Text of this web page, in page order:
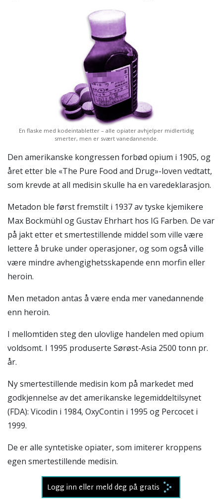
En flaske med kodeintabletter – alle opiater avhjelper midlertidig
smerter, men er svært vanedannende.
Den amerikanske kongressen forbød opium i 1905, og
året etter ble «The Pure Food and Drug»-loven vedtatt,
som krevde at all medisin skulle ha en varedeklarasjon.
Metadon ble først fremstilt i 1937 av tyske kjemikere
Max Bockmühl og Gustav Ehrhart hos IG Farben. De var
på jakt etter et smertestillende middel som ville være
lettere å bruke under operasjoner, og som også ville
være mindre avhengighetsskapende enn morfin eller
heroin.
Men metadon antas å være enda mer vanedannende
enn heroin.
I mellomtiden steg den ulovlige handelen med opium
voldsomt. I 1995 produserte Sørøst-Asia 2500 tonn pr.
år.
Ny smertestillende medisin kom på markedet med
godkjennelse av det amerikanske legemiddeltilsynet
(FDA): Vicodin i 1984, OxyContin i 1995 og Percocet i
1999.
De er alle syntetiske opiater, som imiterer kroppens
egen smertestillende medisin.
Logg inn eller meld deg på gratis